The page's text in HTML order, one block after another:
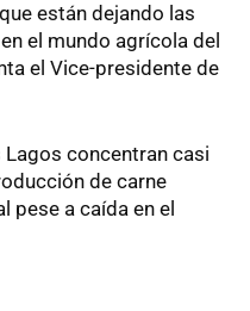
están dejando las
el mundo agrícola del
el Vice-presidente de
Lagos concentran casi
de carne
pese a caída en el